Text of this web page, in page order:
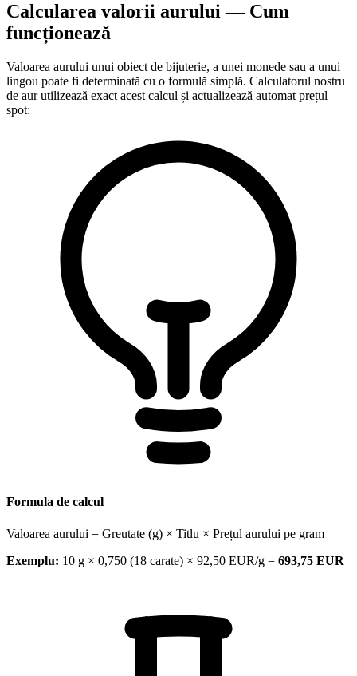
Calcularea valorii aurului — Cum
funcționează
Valoarea aurului unui obiect de bijuterie, a unei monede sau a unui
lingou poate fi determinată cu o formulă simplă. Calculatorul nostru
de aur utilizează exact acest calcul și actualizează automat prețul
spot:
Formula de calcul
Valoarea aurului = Greutate (g) × Titlu × Prețul aurului pe gram
Exemplu: 10 g × 0,750 (18 carate) × 92,50 EUR/g = 693,75 EUR